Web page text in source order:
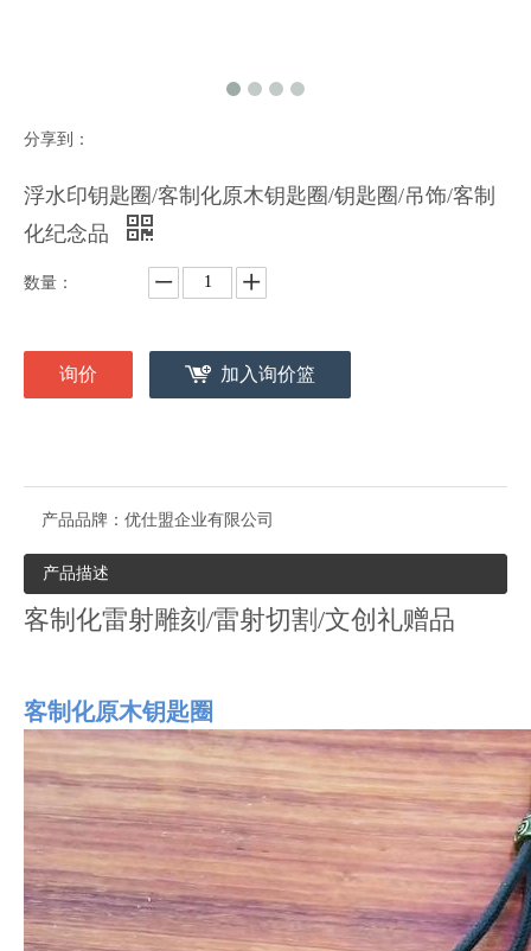
分享到：
浮水印钥匙圈/客制化原木钥匙圈/钥匙圈/吊饰/客制
化纪念品
数量：
询价 加入询价篮
产品品牌： 优仕盟企业有限公司
产品描述
客制化雷射雕刻/雷射切割/文创礼赠品
客制化原木钥匙圈